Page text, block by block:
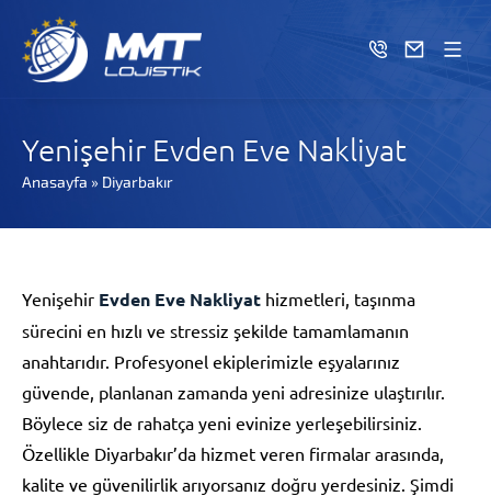
Yenişehir Evden Eve Nakliyat
Anasayfa » Diyarbakır
Yenişehir Evden Eve Nakliyat hizmetleri, taşınma
sürecini en hızlı ve stressiz şekilde tamamlamanın
anahtarıdır. Profesyonel ekiplerimizle eşyalarınız
güvende, planlanan zamanda yeni adresinize ulaştırılır.
Böylece siz de rahatça yeni evinize yerleşebilirsiniz.
Özellikle Diyarbakır’da hizmet veren firmalar arasında,
kalite ve güvenilirlik arıyorsanız doğru yerdesiniz. Şimdi